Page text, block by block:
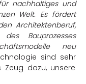
nachhaltiges und
Welt. Es fördert
Architektenberuf,
Bauprozesses
neu
sind sehr
dazu, unsere